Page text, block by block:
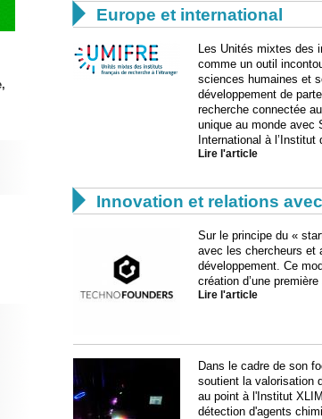
 Europe et international
Les Unités mixtes des
comme un outil
sciences humaines et
développement de
recherche connectée
unique au monde avec
International à
Lire l'article
 Innovation et relations
Sur le principe du «
avec les chercheurs et
développement. Ce
création d’une
Lire l'article
Dans le cadre de son
soutient la valorisation
au point à l'Institut
détection d'agents